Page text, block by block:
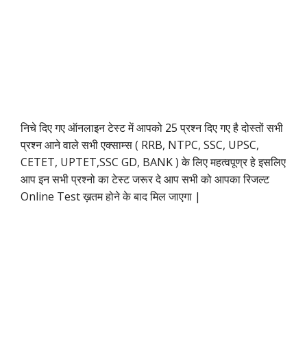
निचे दिए गए ऑनलाइन टेस्ट में आपको 25 प्रश्न दिए गए है दोस्तों सभी
प्रश्न आने वाले सभी एक्साम्स ( RRB, NTPC, SSC, UPSC,
CETET, UPTET,SSC GD, BANK ) के लिए महत्वपूण्र हे इसलिए
आप इन सभी प्रश्नो का टेस्ट जरूर दे आप सभी को आपका रिजल्ट
Online Test ख़तम होने के बाद मिल जाएगा |